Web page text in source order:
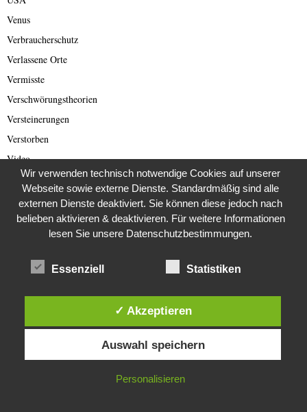
Venus
Verbraucherschutz
Verlassene Orte
Vermisste
Verschwörungstheorien
Versteinerungen
Verstorben
Video
Videos
Von der Redaktion empfohlen
Voyage et Auberge
Was wurde eigentlich aus dieser ….?
Weihnachten
Wirtschaft
Diese Website verwendet Cookies. Durch die weitere Nutzung dieser
Website stimmst du der Verwendung von Cookies zu.
IN ORDNUNG
Wir verwenden technisch notwendige Cookies auf unserer
Webseite sowie externe Dienste. Standardmäßig sind alle
externen Dienste deaktiviert. Sie können diese jedoch nach
belieben aktivieren & deaktivieren. Für weitere Informationen
lesen Sie unsere Datenschutzbestimmungen.
Essenziell Statistiken
✓ Akzeptieren
Auswahl speichern
Personalisieren